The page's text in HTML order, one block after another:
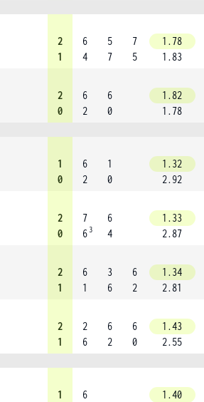
2
1
6
4
5
7
7
5
1.78
1.83
2
0
6
2
6
0
1.82
1.78
1
0
6
2
1
0
1.32
2.92
2
0
7
6 3
6
4
1.33
2.87
2
1
6
1
3
6
6
2
1.34
2.81
2
1
2
6
6
2
6
0
1.43
2.55
1
6
1.40